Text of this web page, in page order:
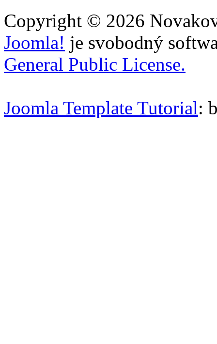
Copyright © 2026
Joomla! je svobodný
General Public License.
Joomla Template Tutorial: